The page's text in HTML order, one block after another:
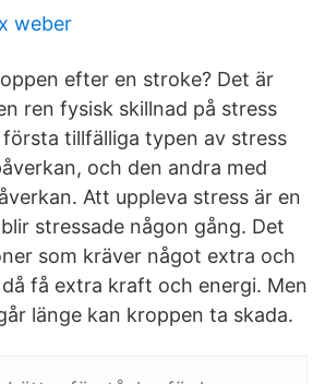
weber
efter en stroke? Det är
ren fysisk skillnad på stress
tillfälliga typen av stress
och den andra med
Att uppleva stress är en
stressade någon gång. Det
som kräver något extra och
få extra kraft och energi. Men
länge kan kroppen ta skada.